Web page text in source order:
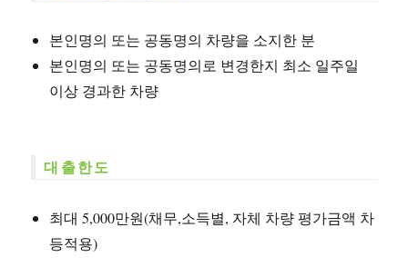
본인명의 또는 공동명의 차량을 소지한 분
본인명의 또는 공동명의로 변경한지 최소 일주일
이상 경과한 차량
대출한도
최대 5,000만원(채무,소득별, 자체 차량 평가금액 차
등적용)